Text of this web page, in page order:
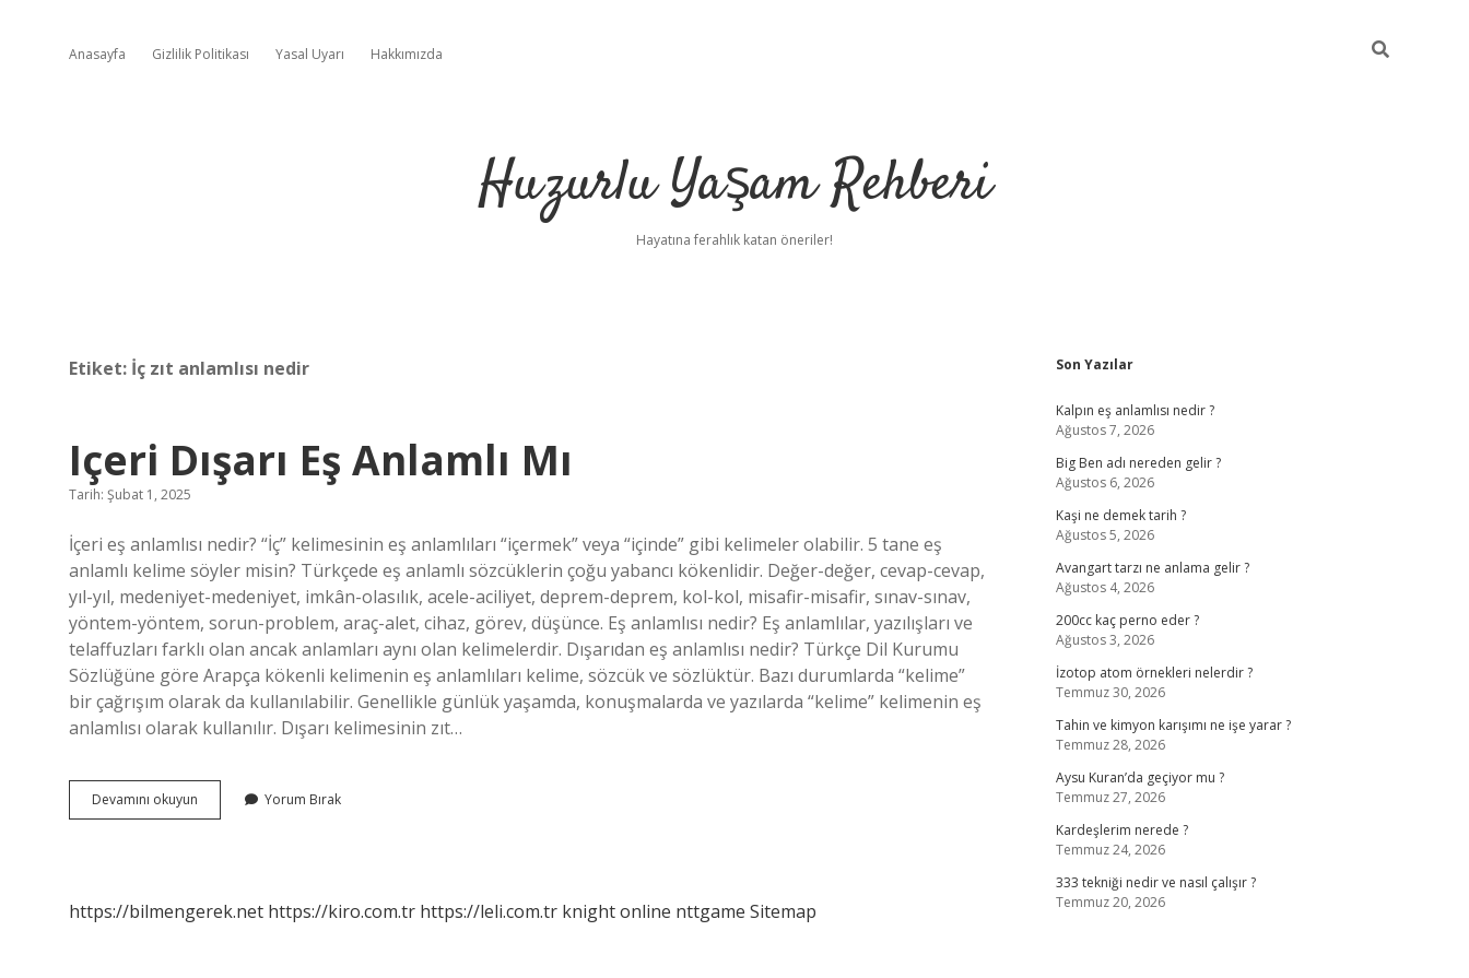
Anasayfa Gizlilik Politikası Yasal Uyarı Hakkımızda
Huzurlu Yaşam Rehberi
Hayatına ferahlık katan öneriler!
Etiket: İç zıt anlamlısı nedir
Içeri Dışarı Eş Anlamlı Mı
Tarih: Şubat 1, 2025
İçeri eş anlamlısı nedir? “İç” kelimesinin eş anlamlıları “içermek” veya “içinde” gibi kelimeler olabilir. 5 tane eş
anlamlı kelime söyler misin? Türkçede eş anlamlı sözcüklerin çoğu yabancı kökenlidir. Değer-değer, cevap-cevap,
yıl-yıl, medeniyet-medeniyet, imkân-olasılık, acele-aciliyet, deprem-deprem, kol-kol, misafir-misafir, sınav-sınav,
yöntem-yöntem, sorun-problem, araç-alet, cihaz, görev, düşünce. Eş anlamlısı nedir? Eş anlamlılar, yazılışları ve
telaffuzları farklı olan ancak anlamları aynı olan kelimelerdir. Dışarıdan eş anlamlısı nedir? Türkçe Dil Kurumu
Sözlüğüne göre Arapça kökenli kelimenin eş anlamlıları kelime, sözcük ve sözlüktür. Bazı durumlarda “kelime”
bir çağrışım olarak da kullanılabilir. Genellikle günlük yaşamda, konuşmalarda ve yazılarda “kelime” kelimenin eş
anlamlısı olarak kullanılır. Dışarı kelimesinin zıt…
Devamını okuyun
Dışarı
Yorum Bırak
https://bilmengerek.net https://kiro.com.tr https://leli.com.tr knight online nttgame Sitemap
Sidebar
Son Yazılar
Kalpın eş anlamlısı nedir ?
Ağustos 7, 2026
Big Ben adı nereden gelir ?
Ağustos 6, 2026
Kaşi ne demek tarih ?
Ağustos 5, 2026
Avangart tarzı ne anlama gelir ?
Ağustos 4, 2026
200cc kaç perno eder ?
Ağustos 3, 2026
İzotop atom örnekleri nelerdir ?
Temmuz 30, 2026
Tahin ve kimyon karışımı ne işe yarar ?
Temmuz 28, 2026
Aysu Kuran’da geçiyor mu ?
Temmuz 27, 2026
Kardeşlerim nerede ?
Temmuz 24, 2026
333 tekniği nedir ve nasıl çalışır ?
Temmuz 20, 2026